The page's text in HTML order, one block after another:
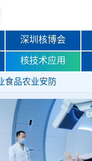
深圳核博会
核技术应用
食品农业安防